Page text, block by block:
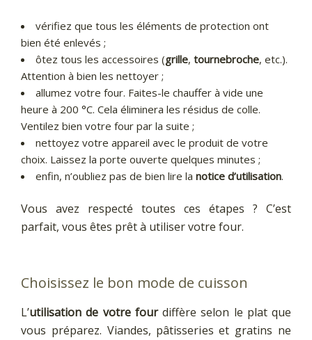
vérifiez que tous les éléments de protection ont
bien été enlevés ;
ôtez tous les accessoires (grille, tournebroche, etc.).
Attention à bien les nettoyer ;
allumez votre four. Faites-le chauffer à vide une
heure à 200 °C. Cela éliminera les résidus de colle.
Ventilez bien votre four par la suite ;
nettoyez votre appareil avec le produit de votre
choix. Laissez la porte ouverte quelques minutes ;
enfin, n’oubliez pas de bien lire la notice d’utilisation.
Vous avez respecté toutes ces étapes ? C’est
parfait, vous êtes prêt à utiliser votre four.
Choisissez le bon mode de cuisson
L’utilisation de votre fourdiffère selon le plat que
vous préparez. Viandes, pâtisseries et gratins ne